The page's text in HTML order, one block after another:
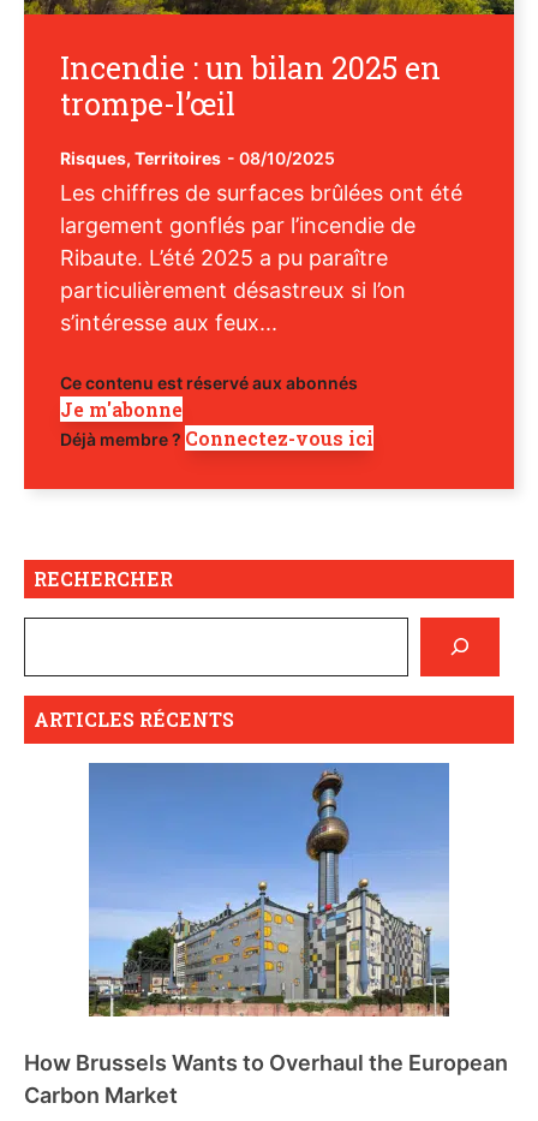
Incendie : un bilan 2025 en
trompe-l’œil
Risques, Territoires - 08/10/2025
Les chiffres de surfaces brûlées ont été
largement gonflés par l’incendie de
Ribaute. L’été 2025 a pu paraître
particulièrement désastreux si l’on
s’intéresse aux feux...
Ce contenu est réservé aux abonnés
Je m'abonne
Déjà membre ? Connectez-vous ici
RECHERCHER
ARTICLES RÉCENTS
How Brussels Wants to Overhaul the European
Carbon Market